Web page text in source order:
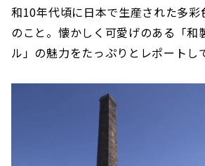
和10年代頃に日本で生産された多彩
のこと。懐かしく可愛げのある「和
ル」の魅力をたっぷりとレポートし